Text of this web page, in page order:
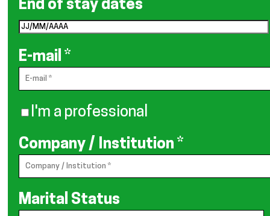
End of stay dates
E-mail *
I'm a professional
Company / Institution *
Marital Status